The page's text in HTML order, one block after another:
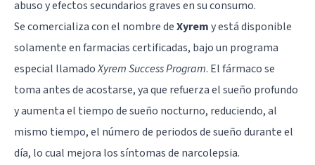
abuso y efectos secundarios graves en su consumo.
Se comercializa con el nombre deXyremy está disponible
solamente en farmacias certificadas, bajo un programa
especial llamadoXyrem Success Program. El fármaco se
toma antes de acostarse, ya que refuerza el sueño profundo
y aumenta el tiempo de sueño nocturno, reduciendo, al
mismo tiempo, el número de periodos de sueño durante el
día, lo cual mejora los síntomas de narcolepsia.